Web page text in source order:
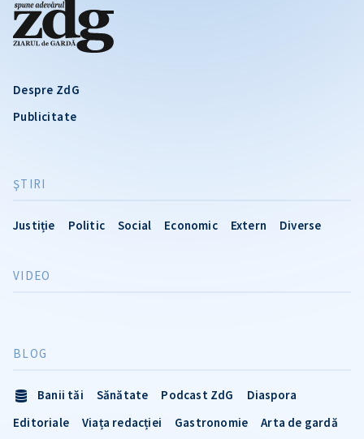
Despre ZdG
Publicitate
ŞTIRI
Justiție Politic Social Economic Extern Diverse
VIDEO
BLOG
Banii tăi Sănătate Podcast ZdG
Diaspora
Editoriale
Viața redacției Gastronomie
Arta de gardă